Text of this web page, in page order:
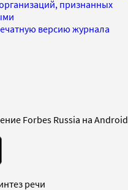
признанных
версию журнала
Forbes Russia на Android
речи